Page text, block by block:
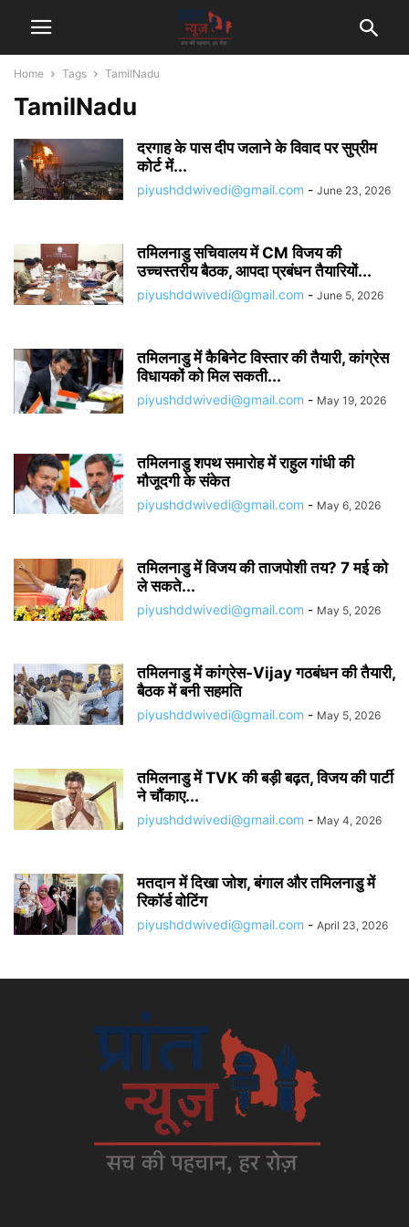
Home Tags TamilNadu
TamilNadu
दरगाह के पास दीप जलाने के विवाद पर सुप्रीम
कोर्ट में...
piyushddwivedi@gmail.com - June 23, 2026
तमिलनाडु सचिवालय में CM विजय की
उच्चस्तरीय बैठक, आपदा प्रबंधन तैयारियों...
piyushddwivedi@gmail.com - June 5, 2026
तमिलनाडु में कैबिनेट विस्तार की तैयारी, कांग्रेस
विधायकों को मिल सकती...
piyushddwivedi@gmail.com - May 19, 2026
तमिलनाडु शपथ समारोह में राहुल गांधी की
मौजूदगी के संकेत
piyushddwivedi@gmail.com - May 6, 2026
तमिलनाडु में विजय की ताजपोशी तय? 7 मई को
ले सकते...
piyushddwivedi@gmail.com - May 5, 2026
तमिलनाडु में कांग्रेस-Vijay गठबंधन की तैयारी,
बैठक में बनी सहमति
piyushddwivedi@gmail.com - May 5, 2026
तमिलनाडु में TVK की बड़ी बढ़त, विजय की पार्टी
ने चौंकाए...
piyushddwivedi@gmail.com - May 4, 2026
मतदान में दिखा जोश, बंगाल और तमिलनाडु में
रिकॉर्ड वोटिंग
piyushddwivedi@gmail.com - April 23, 2026